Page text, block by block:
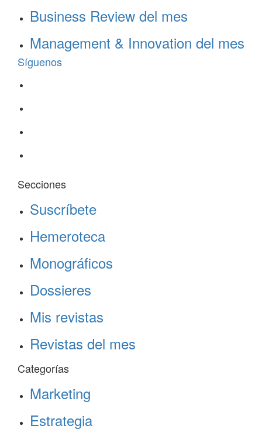
Business Review del mes
Management & Innovation del mes
Síguenos
Secciones
Suscríbete
Hemeroteca
Monográficos
Dossieres
Mis revistas
Revistas del mes
Categorías
Marketing
Estrategia